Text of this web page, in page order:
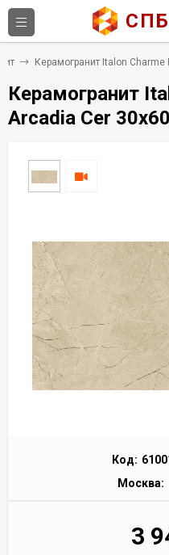
СПБ
Керамогранит Italon
Керамогранит
Arcadia Cer
Код:
Москва:
3